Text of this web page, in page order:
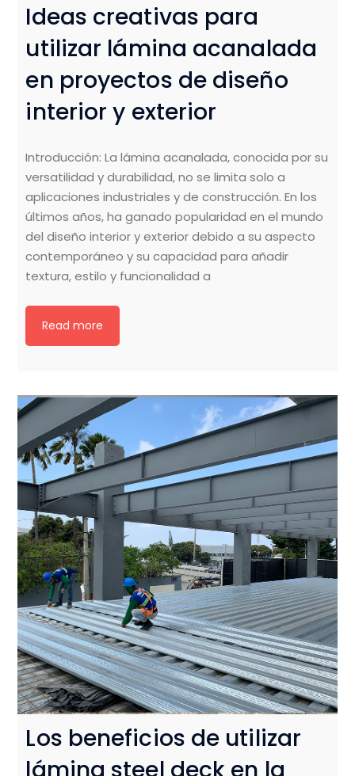
Ideas creativas para
utilizar lámina acanalada
en proyectos de diseño
interior y exterior
Introducción: La lámina acanalada, conocida por su
versatilidad y durabilidad, no se limita solo a
aplicaciones industriales y de construcción. En los
últimos años, ha ganado popularidad en el mundo
del diseño interior y exterior debido a su aspecto
contemporáneo y su capacidad para añadir
textura, estilo y funcionalidad a
Read more
Los beneficios de utilizar